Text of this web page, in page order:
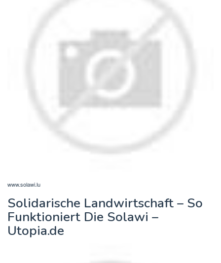
www.solawi.lu
Solidarische Landwirtschaft – So
Funktioniert Die Solawi –
Utopia.de